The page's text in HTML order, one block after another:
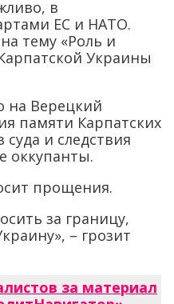
в
ЕС и НАТО.
тему «Роль и
Украины
на Верецкий
памяти Карпатских
и следствия
оккупанты.
прощения.
за границу,
– грозит
за материал